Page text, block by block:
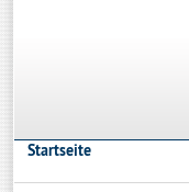
Startseite